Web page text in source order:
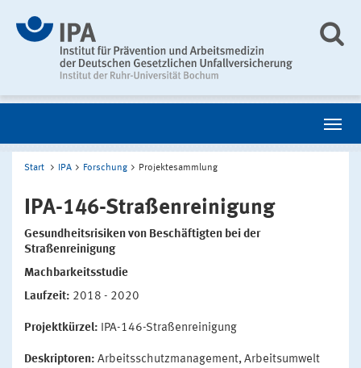
Start IPA Forschung Projektesammlung
IPA-146-Straßenreinigung
Gesundheitsrisiken von Beschäftigten bei der
Straßenreinigung
Machbarkeitsstudie
Laufzeit: 2018 - 2020
Projektkürzel: IPA-146-Straßenreinigung
Deskriptoren: Arbeitsschutzmanagement, Arbeitsumwelt